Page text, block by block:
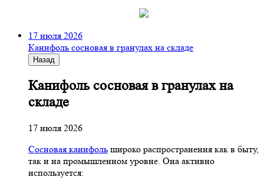
17 июля 2026
Канифоль сосновая в гранулах на складе
Назад
Канифоль сосновая в гранулах на
складе
17 июля 2026
Сосновая канифоль широко распространения как в быту,
так и на промышленном уровне. Она активно
используется: